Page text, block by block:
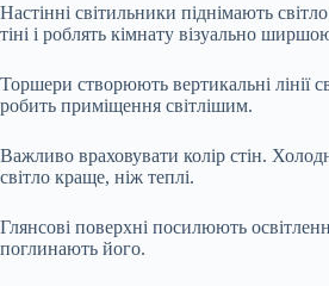
Настінні світильники піднімають
тіні і роблять кімнату візуально
Торшери створюють вертикальні лінії
робить приміщення світлішим.
Важливо враховувати колір стін.
світло краще, ніж теплі.
Глянсові поверхні посилюють
поглинають його.